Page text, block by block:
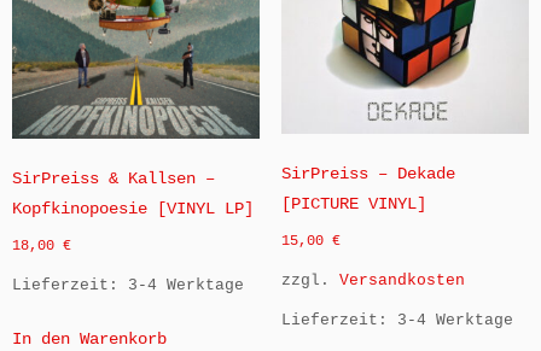
SirPreiss & Kallsen –
Kopfkinopoesie [VINYL LP]
18,00 €
Lieferzeit: 3-4 Werktage
In den Warenkorb
SirPreiss – Dekade
[PICTURE VINYL]
15,00 €
zzgl. Versandkosten
Lieferzeit: 3-4 Werktage